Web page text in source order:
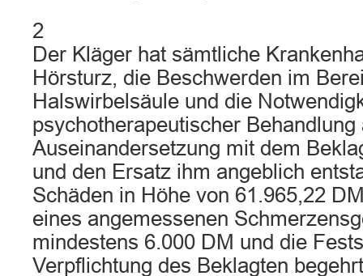
2
Der Kläger hat sämtliche
Hörsturz, die Beschwerden im
Halswirbelsäule und die
psychotherapeutischer
Auseinandersetzung mit dem
und den Ersatz ihm angeblich
Schäden in Höhe von 61.965,22
eines angemessenen
mindestens 6.000 DM und die
Verpflichtung des Beklagten